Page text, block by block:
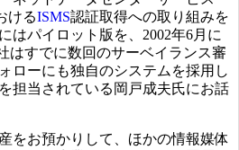
けるISMS認証取得への取り組みを
はパイロット版を、2002年6月に
はすでに数回のサーベイランス審
ローにも独自のシステムを採用し
担当されている岡戸成夫氏にお話
をお預かりして、ほかの情報媒体